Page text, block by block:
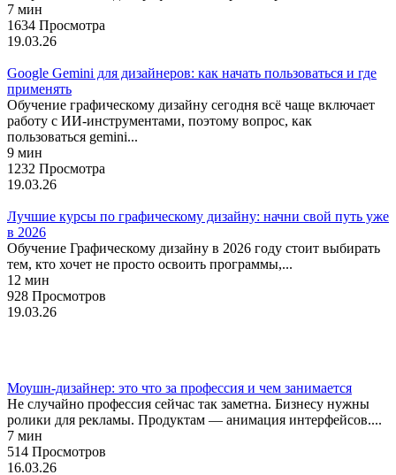
7 мин
1634 Просмотра
19.03.26
Google Gemini для дизайнеров: как начать пользоваться и где
применять
Обучение графическому дизайну сегодня всё чаще включает
работу с ИИ-инструментами, поэтому вопрос, как
пользоваться gemini...
9 мин
1232 Просмотра
19.03.26
Лучшие курсы по графическому дизайну: начни свой путь уже
в 2026
Обучение Графическому дизайну в 2026 году стоит выбирать
тем, кто хочет не просто освоить программы,...
12 мин
928 Просмотров
19.03.26
Моушн-дизайнер: это что за профессия и чем занимается
Не случайно профессия сейчас так заметна. Бизнесу нужны
ролики для рекламы. Продуктам — анимация интерфейсов....
7 мин
514 Просмотров
16.03.26